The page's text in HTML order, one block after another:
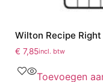
Wilton Recipe
€ 7,85incl. btw
Toevoegen